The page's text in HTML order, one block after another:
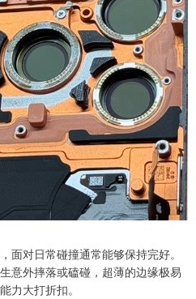
面对日常碰撞通常能够保持完好。
意外摔落或磕碰，超薄的边缘极易
力大打折扣。